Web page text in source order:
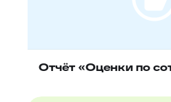
Отчёт «Оценки по